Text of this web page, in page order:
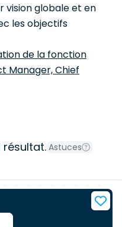
vision globale et en
les objectifs
de la fonction
Manager, Chief
résultat. Astuces